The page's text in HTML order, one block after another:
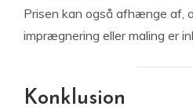
Prisen kan også afhænge af,
imprægnering eller maling er
Konklusion